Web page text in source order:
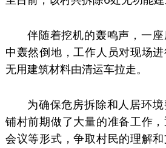
伴随着挖机的轰鸣声，一
中轰然倒地，工作人员对现场
无用建筑材料由清运车拉走。
为确保危房拆除和人居环
铺村前期做了大量的准备工作
会议等形式，争取村民的理解